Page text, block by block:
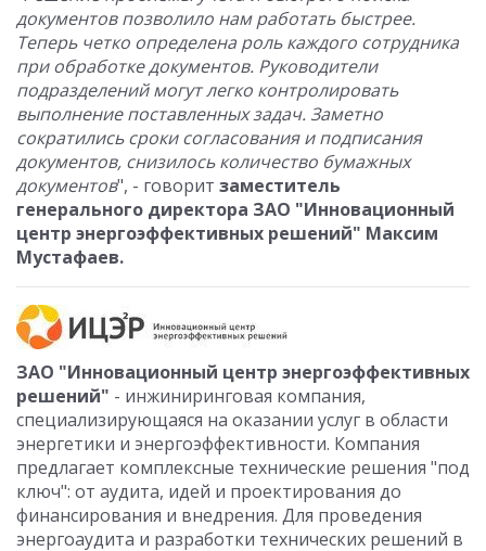
документов позволило нам работать быстрее.
Теперь четко определена роль каждого сотрудника
при обработке документов. Руководители
подразделений могут легко контролировать
выполнение поставленных задач. Заметно
сократились сроки согласования и подписания
документов, снизилось количество бумажных
документов", - говорит заместитель
генерального директора ЗАО "Инновационный
центр энергоэффективных решений" Максим
Мустафаев.
ЗАО "Инновационный центр энергоэффективных
решений" - инжиниринговая компания,
специализирующаяся на оказании услуг в области
энергетики и энергоэффективности. Компания
предлагает комплексные технические решения "под
ключ": от аудита, идей и проектирования до
финансирования и внедрения. Для проведения
энергоаудита и разработки технических решений в